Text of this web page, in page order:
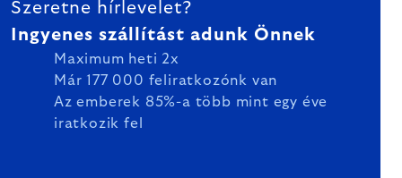
Szeretne hírlevelet?
Ingyenes szállítást adunk Önnek
Maximum heti 2x
Már 177 000 feliratkozónk van
Az emberek 85%-a több mint egy éve
iratkozik fel